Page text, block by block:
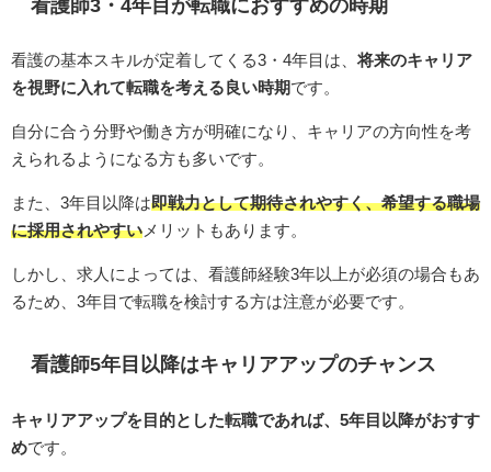
看護師3・4年目が転職におすすめの時期
看護の基本スキルが定着してくる3・4年目は、将来のキャリア
を視野に入れて転職を考える良い時期 です。
自分に合う分野や働き方が明確になり、キャリアの方向性を考
えられるようになる方も多いです。
また、3年目以降は即戦力として期待されやすく、希望する職場
に採用されやすい メリットもあります。
しかし、求人によっては、看護師経験3年以上が必須の場合もあ
るため、3年目で転職を検討する方は注意が必要です。
看護師5年目以降はキャリアアップのチャンス
キャリアアップを目的とした転職であれば、5年目以降がおすす
めです。